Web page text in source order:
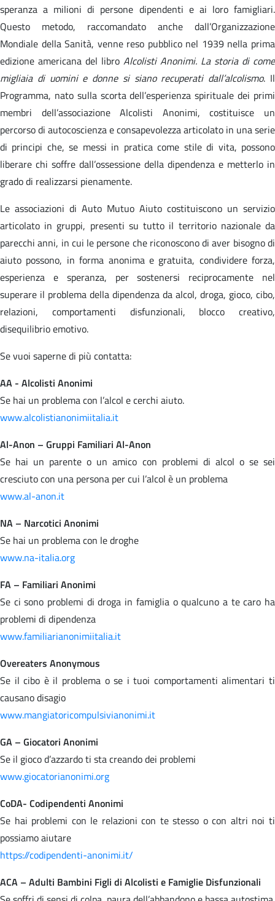
speranza a milioni di persone dipendenti e ai loro famigliari.
Questo metodo, raccomandato anche dall’Organizzazione
Mondiale della Sanità, venne reso pubblico nel 1939 nella prima
edizione americana del libro Alcolisti Anonimi. La storia di come
migliaia di uomini e donne si siano recuperati dall’alcolismo. Il
Programma, nato sulla scorta dell’esperienza spirituale dei primi
membri dell’associazione Alcolisti Anonimi, costituisce un
percorso di autocoscienza e consapevolezza articolato in una serie
di principi che, se messi in pratica come stile di vita, possono
liberare chi soffre dall’ossessione della dipendenza e metterlo in
grado di realizzarsi pienamente.
Le associazioni di Auto Mutuo Aiuto costituiscono un servizio
articolato in gruppi, presenti su tutto il territorio nazionale da
parecchi anni, in cui le persone che riconoscono di aver bisogno di
aiuto possono, in forma anonima e gratuita, condividere forza,
esperienza e speranza, per sostenersi reciprocamente nel
superare il problema della dipendenza da alcol, droga, gioco, cibo,
relazioni, comportamenti disfunzionali, blocco creativo,
disequilibrio emotivo.
Se vuoi saperne di più contatta:
AA - Alcolisti Anonimi
Se hai un problema con l’alcol e cerchi aiuto.
www.alcolistianonimiitalia.it
Al-Anon – Gruppi Familiari Al-Anon
Se hai un parente o un amico con problemi di alcol o se sei
cresciuto con una persona per cui l’alcol è un problema
www.al-anon.it
NA – Narcotici Anonimi
Se hai un problema con le droghe
www.na-italia.org
FA – Familiari Anonimi
Se ci sono problemi di droga in famiglia o qualcuno a te caro ha
problemi di dipendenza
www.familiarianonimiitalia.it
Overeaters Anonymous
Se il cibo è il problema o se i tuoi comportamenti alimentari ti
causano disagio
www.mangiatoricompulsivianonimi.it
GA – Giocatori Anonimi
Se il gioco d’azzardo ti sta creando dei problemi
www.giocatorianonimi.org
CoDA- Codipendenti Anonimi
Se hai problemi con le relazioni con te stesso o con altri noi ti
possiamo aiutare
https://codipendenti-anonimi.it/
ACA – Adulti Bambini Figli di Alcolisti e Famiglie Disfunzionali